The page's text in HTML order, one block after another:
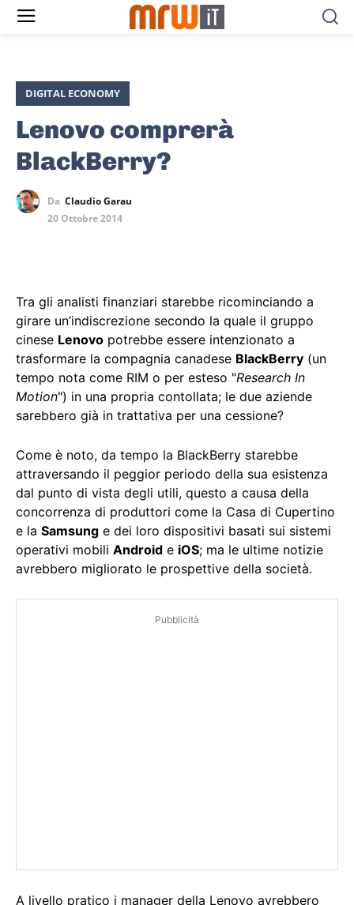
DIGITAL ECONOMY
Lenovo comprerà
BlackBerry?
Da Claudio Garau
20 Ottobre 2014
Tra gli analisti finanziari starebbe ricominciando a
girare un’indiscrezione secondo la quale il gruppo
cinese Lenovo potrebbe essere intenzionato a
trasformare la compagnia canadese BlackBerry (un
tempo nota come RIM o per esteso "Research In
Motion") in una propria contollata; le due aziende
sarebbero già in trattativa per una cessione?
Come è noto, da tempo la BlackBerry starebbe
attraversando il peggior periodo della sua esistenza
dal punto di vista degli utili, questo a causa della
concorrenza di produttori come la Casa di Cupertino
e la Samsung e dei loro dispositivi basati sui sistemi
operativi mobili Android e iOS; ma le ultime notizie
avrebbero migliorato le prospettive della società.
Pubblicità
A livello pratico i manager della Lenovo avrebbero